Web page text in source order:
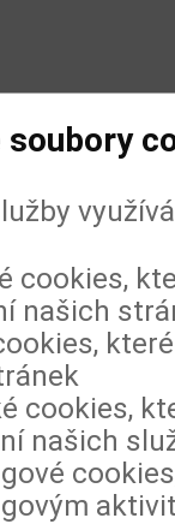
|ISSN 1804-1809|
soubory
cookies,
našich
cookies,
našich